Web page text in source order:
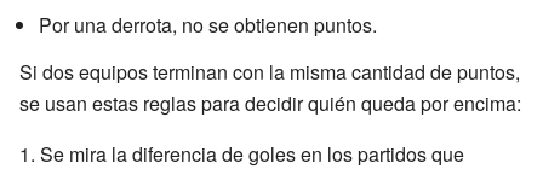
Por una derrota, no se obtienen puntos.
Si dos equipos terminan con la misma cantidad de puntos,
se usan estas reglas para decidir quién queda por encima:
Se mira la diferencia de goles en los partidos que